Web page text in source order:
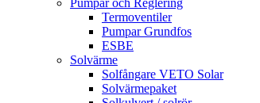
Pumpar och Reglering
Termoventiler
Pumpar Grundfos
ESBE
Solvärme
Solfångare VETO Solar
Solvärmepaket